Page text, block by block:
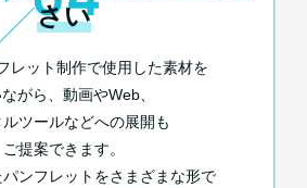
さい
レット制作で使用した素材を
がら、動画やWeb、
ツールなどへの展開も
ご提案できます。
ンフレットをさまざまな形で